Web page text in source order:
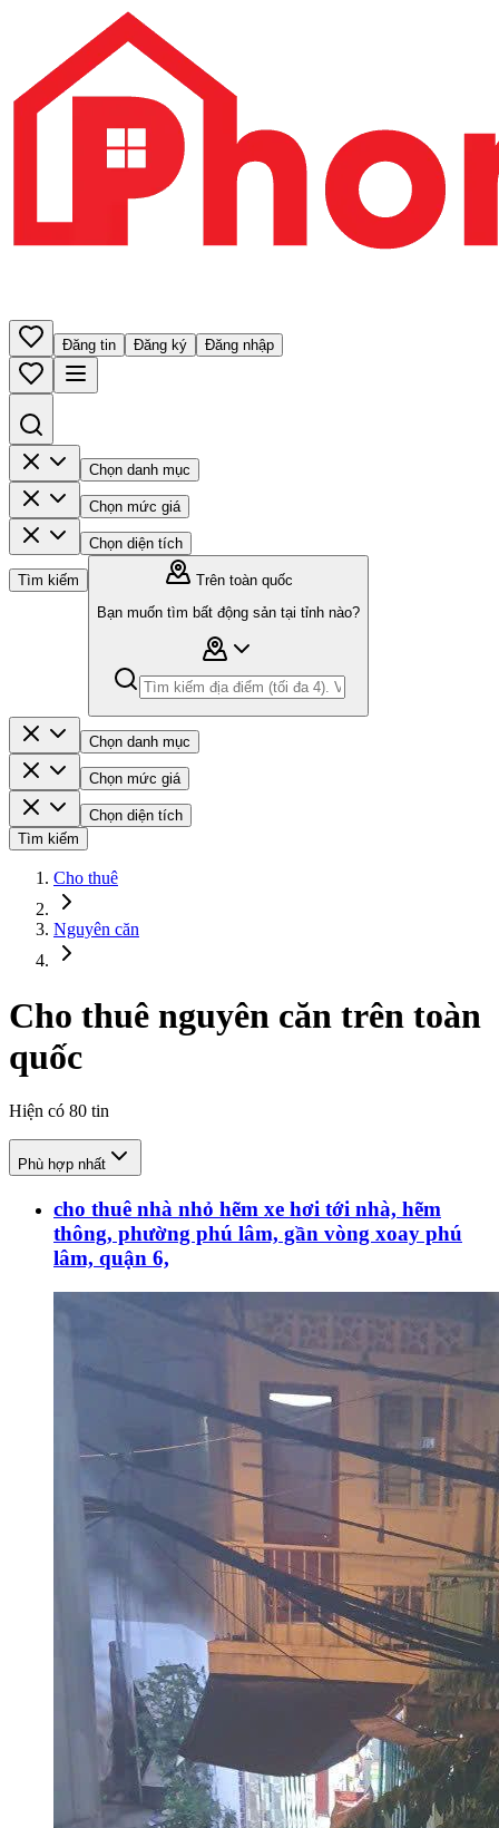
Đăng tin Đăng ký Đăng nhập
Chọn danh mục
Chọn mức giá
Chọn diện tích
Tìm kiếm
Trên toàn quốc
Bạn muốn tìm bất động sản tại tỉnh nào?
Chọn danh mục
Chọn mức giá
Chọn diện tích
Tìm kiếm
Cho thuê
Nguyên căn
Cho thuê nguyên căn trên toàn
quốc
Hiện có 80 tin
Phù hợp nhất
cho thuê nhà nhỏ hẽm xe hơi tới nhà, hẽm
thông, phường phú lâm, gần vòng xoay phú
lâm, quận 6,